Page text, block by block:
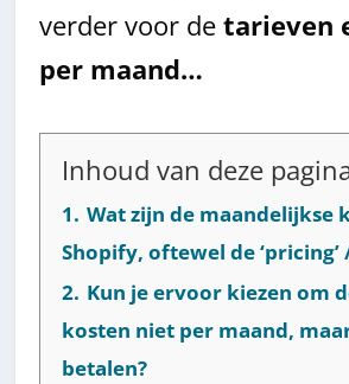
verder voor de tarieven
per maand…
Inhoud van deze
1. Wat zijn de maandelijkse
Shopify, oftewel de ‘pricing’
2. Kun je ervoor kiezen om
kosten niet per maand,
betalen?